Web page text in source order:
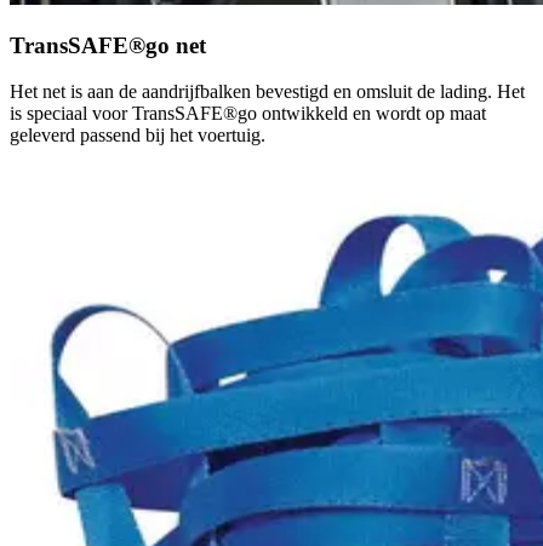
TransSAFE®go net
Het net is aan de aandrijfbalken bevestigd en omsluit de lading. Het
is speciaal voor TransSAFE®go ontwikkeld en wordt op maat
geleverd passend bij het voertuig.